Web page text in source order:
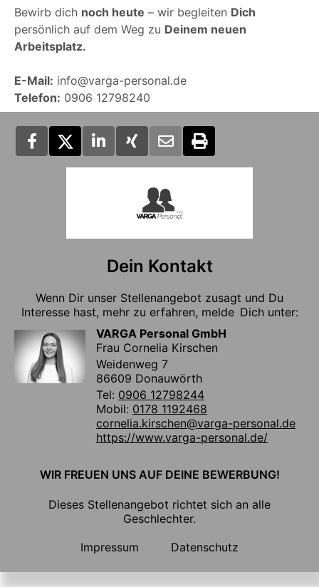
Bewirb dich noch heute – wir begleiten Dich
persönlich auf dem Weg zu Deinem neuen
Arbeitsplatz.
E-Mail: info@varga-personal.de
Telefon: 0906 12798240
Dein Kontakt
Wenn Dir unser Stellenangebot zusagt und Du
Interesse hast, mehr zu erfahren, melde Dich unter:
VARGA Personal GmbH
Frau Cornelia Kirschen
Weidenweg 7
86609 Donauwörth
Tel: 0906 12798244
Mobil: 0178 1192468
cornelia.kirschen@varga-personal.de
https://www.varga-personal.de/
WIR FREUEN UNS AUF DEINE BEWERBUNG!
Dieses Stellenangebot richtet sich an alle
Geschlechter.
Impressum
Datenschutz